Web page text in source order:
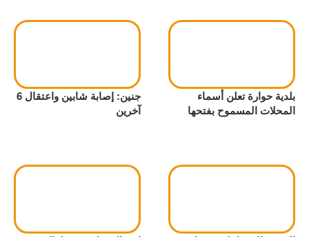
بلدية حوارة تعلن أسماء
المحلات المسموح بفتحها
جنين: إصابة شابين واعتقال 6
آخرين